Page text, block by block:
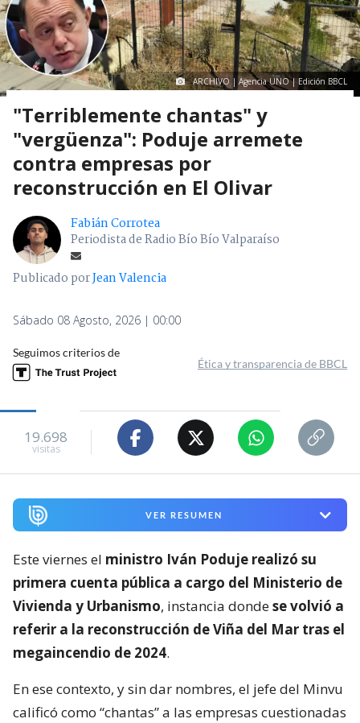
ARCHIVO | Agencia UNO | Edición BBCL
"Terriblemente chantas" y
"vergüenza": Poduje arremete
contra empresas por
reconstrucción en El Olivar
Fabián Corrotea
Periodista de Radio Bío Bío Valparaíso
Publicado porJean Valencia
Sábado 08 Agosto, 2026 | 00:00
Seguimos criterios de
Ética y transparencia de BBCL
19.698
visitas
VER RESUMEN
Este viernes el ministro Iván Poduje realizó su
primera cuenta pública a cargo del Ministerio de
Vivienda y Urbanismo, instancia dondese volvió a
referir a la reconstrucción de Viña del Mar tras el
megaincendio de 2024.
En ese contexto, y sin dar nombres, el jefe del Minvu
calificó como “chantas” a las empresas cuestionadas